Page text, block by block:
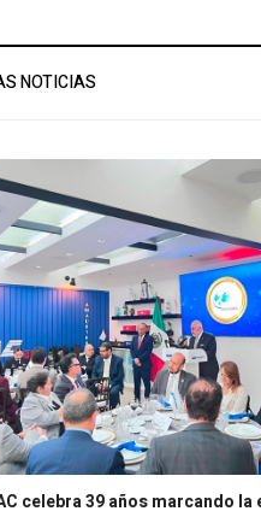
NOTICIAS
celebra 39 años marcando la